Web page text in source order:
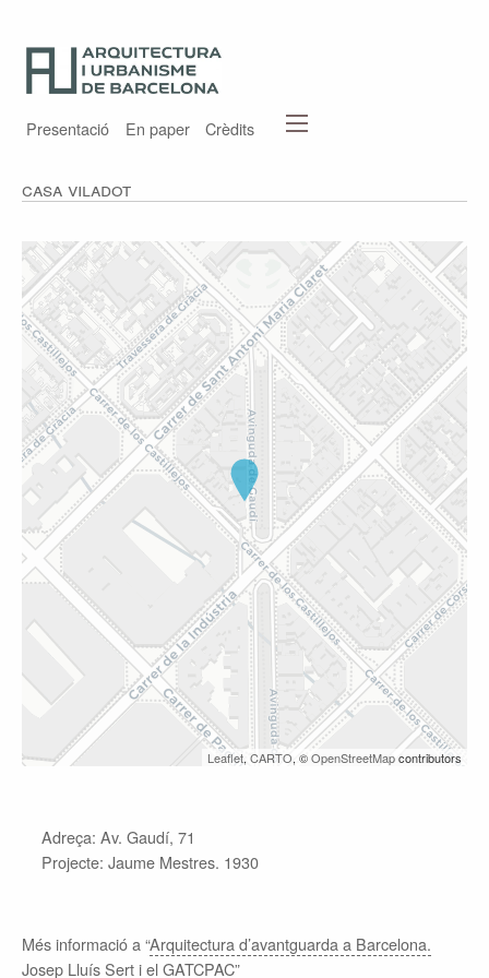
Presentació En paper Crèdits
Casa Viladot
Leaflet, CARTO, ©OpenStreetMapcontributors
Adreça: Av. Gaudí, 71
Projecte: Jaume Mestres. 1930
Més informació a “Arquitectura d’avantguarda a Barcelona.
Josep Lluís Sert i el GATCPAC”